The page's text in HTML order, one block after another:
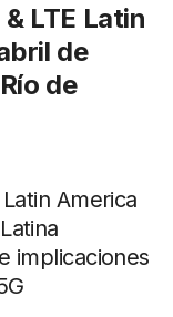
LTE Latin
de
de
America
implicaciones